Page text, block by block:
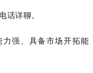
话详聊。
强、具备市场开拓能